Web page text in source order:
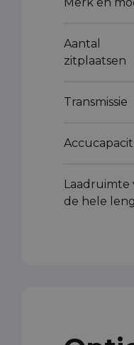
Aantal
zitplaatsen
Transmissie
Laadruimte
de hele